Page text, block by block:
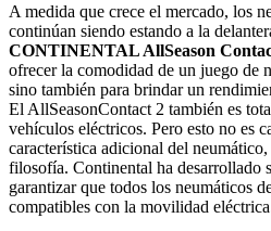
A medida que crece el mercado, los
continúan siendo estando a la
CONTINENTAL AllSeason
ofrecer la comodidad de un juego de
sino también para brindar un
El AllSeasonContact 2 también es
vehículos eléctricos. Pero esto no es
característica adicional del neumático,
filosofía. Continental ha desarrollado
garantizar que todos los neumáticos
compatibles con la movilidad